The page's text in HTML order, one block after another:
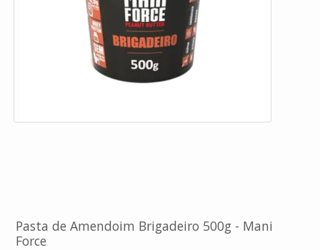
Pasta de Amendoim Brigadeiro 500g - Mani
Force